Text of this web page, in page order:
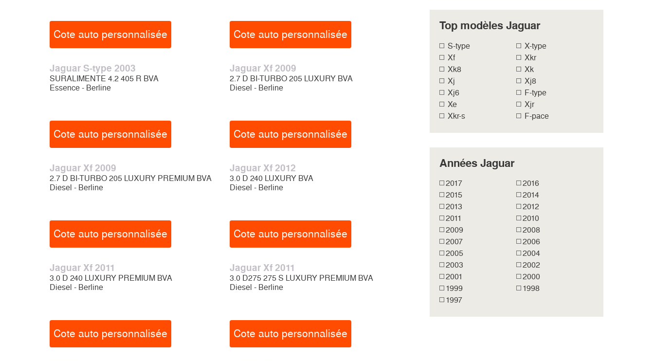
Cote auto personnalisée Cote auto personnalisée
Jaguar S-type 2003
SURALIMENTE 4.2 405 R BVA
Essence - Berline
Cote auto personnalisée
Jaguar Xf 2009
2.7 D BI-TURBO 205 LUXURY BVA
Diesel - Berline
Cote auto personnalisée
Jaguar Xf 2009
2.7 D BI-TURBO 205 LUXURY PREMIUM BVA
Diesel - Berline
Cote auto personnalisée
Jaguar Xf 2012
3.0 D 240 LUXURY BVA
Diesel - Berline
Cote auto personnalisée
Jaguar Xf 2011
3.0 D 240 LUXURY PREMIUM BVA
Diesel - Berline
Cote auto personnalisée
Jaguar Xf 2011
3.0 D275 275 S LUXURY PREMIUM BVA
Diesel - Berline
Cote auto personnalisée
Top modèles Jaguar
S-type
X-type
Xf
Xkr
Xk8
Xk
Xj
Xj8
Xj6
F-type
Xe
Xjr
Xkr-s
F-pace
Années Jaguar
2017
2016
2015
2014
2013
2012
2011
2010
2009
2008
2007
2006
2005
2004
2003
2002
2001
2000
1999
1998
1997